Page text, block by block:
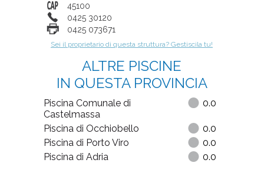
45100
0425 30120
0425 073671
Sei il proprietario di questa struttura? Gestiscila tu!
ALTRE PISCINE
IN QUESTA PROVINCIA
Piscina Comunale di
Castelmassa
0.0
Piscina di Occhiobello
0.0
Piscina di Porto Viro
0.0
Piscina di Adria
0.0